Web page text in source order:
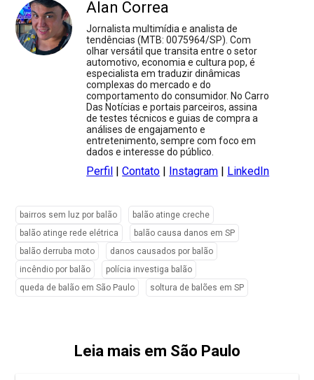
Alan Correa
Jornalista multimídia e analista de
tendências (MTB: 0075964/SP). Com
olhar versátil que transita entre o setor
automotivo, economia e cultura pop, é
especialista em traduzir dinâmicas
complexas do mercado e do
comportamento do consumidor. No Carro
Das Notícias e portais parceiros, assina
de testes técnicos e guias de compra a
análises de engajamento e
entretenimento, sempre com foco em
dados e interesse do público.
Perfil |Contato Instagram LinkedIn
bairros sem luz por balão
balão atinge creche
balão atinge rede elétrica
balão causa danos em SP
balão derruba moto
danos causados por balão
incêndio por balão
polícia investiga balão
queda de balão em São Paulo
soltura de balões em SP
Leia mais em São Paulo